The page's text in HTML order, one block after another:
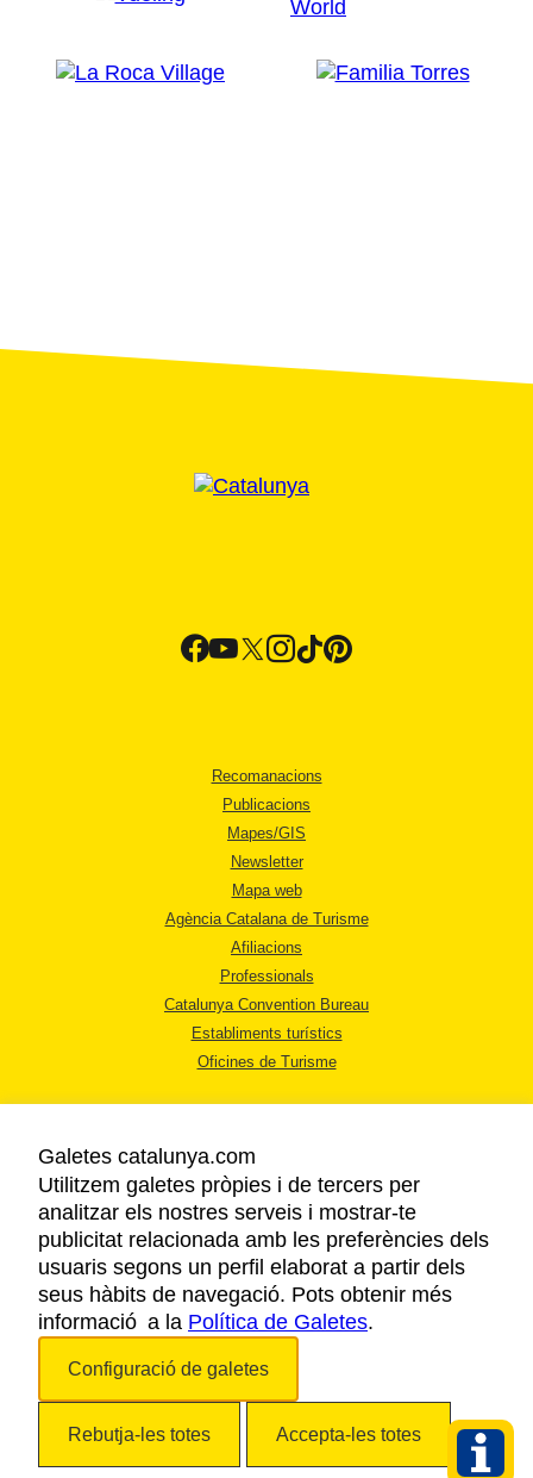
Recomanacions
Publicacions
Mapes/GIS
Newsletter
Mapa web
Agència Catalana de Turisme
Afiliacions
Professionals
Catalunya Convention Bureau
Establiments turístics
Oficines de Turisme
AVÍS LEGAL
POLÍTICA DE PRIVACITAT
COOKIES
ACCESSIBILITAT
Galetes catalunya.com
Utilitzem galetes pròpies i de tercers per
analitzar els nostres serveis i mostrar-te
publicitat relacionada amb les preferències dels
usuaris segons un perfil elaborat a partir dels
seus hàbits de navegació. Pots obtenir més
informació a la Política de Galetes.
Configuració de galetes
Rebutja-les totes Accepta-les totes